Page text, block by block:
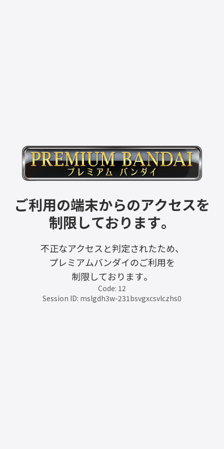
ご利用の端末からのアクセスを
制限しております。
不正なアクセスと判定されたため、
プレミアムバンダイのご利用を
制限しております。
Code: 12
Session ID: mslgdh3w-231bsvgxcsvlczhs0